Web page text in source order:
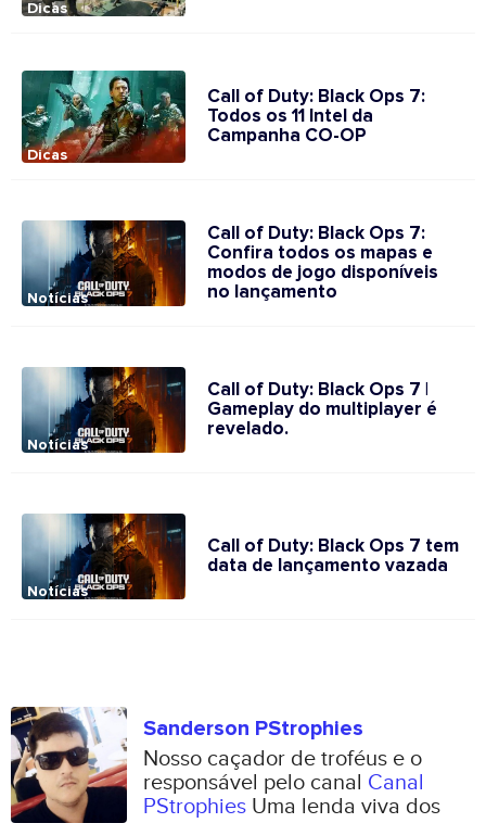
Dicas
Dicas
Call of Duty: Black Ops 7:
Todos os 11 Intel da
Campanha CO-OP
Notícias
Call of Duty: Black Ops 7:
Confira todos os mapas e
modos de jogo disponíveis
no lançamento
Notícias
Call of Duty: Black Ops 7 |
Gameplay do multiplayer é
revelado.
Notícias
Call of Duty: Black Ops 7 tem
data de lançamento vazada
Sanderson PStrophies
Nosso caçador de troféus e o
responsável pelo canal Canal
PStrophies Uma lenda viva dos